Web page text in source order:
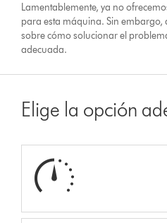
Lamentablemente, ya no
para esta máquina. Sin embargo,
sobre cómo solucionar el
adecuada.
Elige la opción